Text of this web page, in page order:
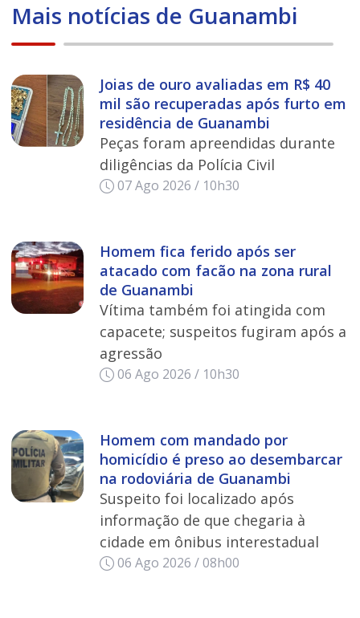
Mais notícias de Guanambi
Joias de ouro avaliadas em R$ 40
mil são recuperadas após furto em
residência de Guanambi
Peças foram apreendidas durante
diligências da Polícia Civil
07 Ago 2026 / 10h30
Homem fica ferido após ser
atacado com facão na zona rural
de Guanambi
Vítima também foi atingida com
capacete; suspeitos fugiram após a
agressão
06 Ago 2026 / 10h30
Homem com mandado por
homicídio é preso ao desembarcar
na rodoviária de Guanambi
Suspeito foi localizado após
informação de que chegaria à
cidade em ônibus interestadual
06 Ago 2026 / 08h00